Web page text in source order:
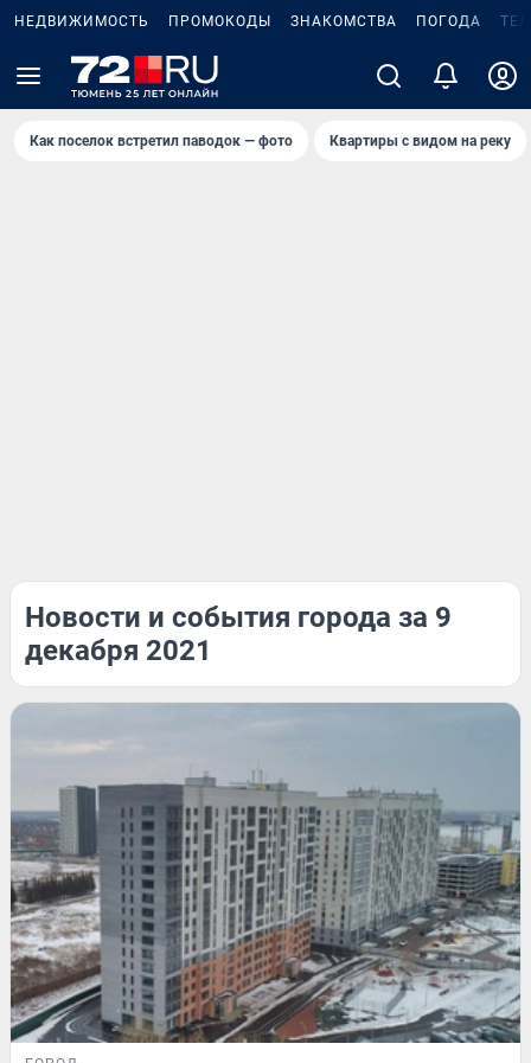
НЕДВИЖИМОСТЬ ПРОМОКОДЫ ЗНАКОМСТВА ПОГОДА
Как поселок встретил паводок — фото Квартиры с видом на реку
Новости и события города за 9
декабря 2021